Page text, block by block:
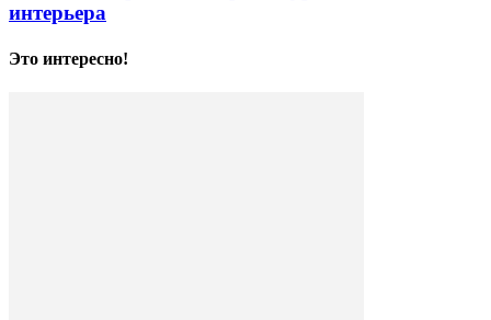
интерьера
Это интересно!